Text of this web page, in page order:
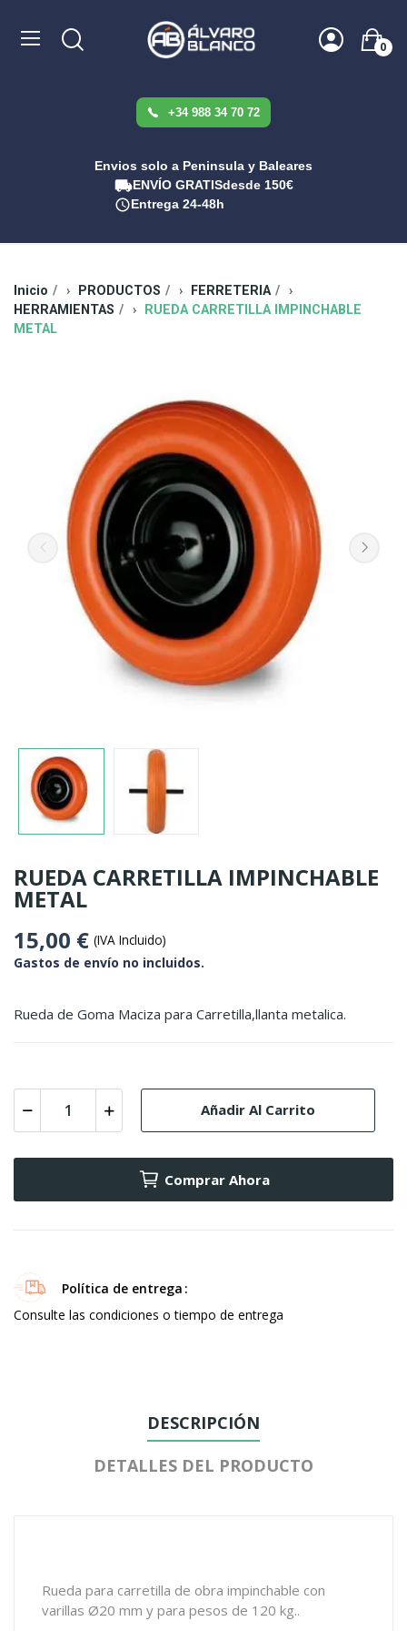
0
+34 988 34 70 72
Envios solo a Peninsula y Baleares
ENVÍO GRATISdesde 150€
Entrega 24-48h
Inicio PRODUCTOS
FERRETERIA
HERRAMIENTAS
RUEDA CARRETILLA IMPINCHABLE
METAL
RUEDA CARRETILLA IMPINCHABLE
METAL
15,00 € (IVA Incluido)
Gastos de envío no incluidos.
Rueda de Goma Maciza para Carretilla,llanta metalica.
Añadir Al Carrito
Comprar Ahora
Política de entrega
Consulte las condiciones o tiempo de entrega
DESCRIPCIÓN
DETALLES DEL PRODUCTO
Rueda para carretilla de obra impinchable con
varillas Ø20 mm y para pesos de 120 kg..